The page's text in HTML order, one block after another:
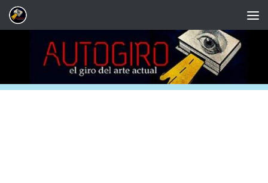
Saltar al contenido